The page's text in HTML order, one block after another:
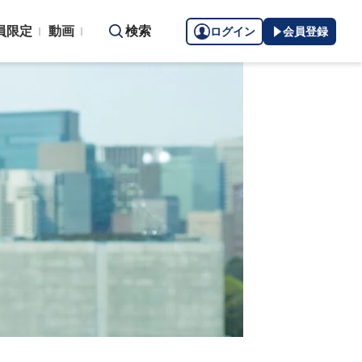
限定 動画 検索 ログイン 会員登録